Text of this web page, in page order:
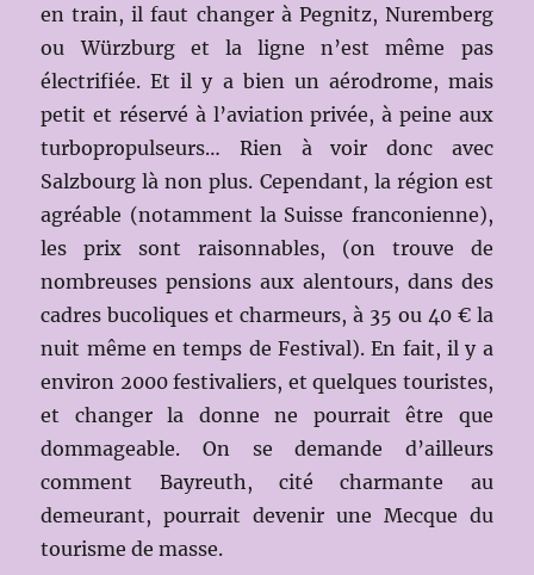
en train, il faut changer à Pegnitz, Nuremberg
ou Würzburg et la ligne n’est même pas
électrifiée. Et il y a bien un aérodrome, mais
petit et réservé à l’aviation privée, à peine aux
turbopropulseurs… Rien à voir donc avec
Salzbourg là non plus. Cependant, la région est
agréable (notamment la Suisse franconienne),
les prix sont raisonnables, (on trouve de
nombreuses pensions aux alentours, dans des
cadres bucoliques et charmeurs, à 35 ou 40 € la
nuit même en temps de Festival). En fait, il y a
environ 2000 festivaliers, et quelques touristes,
et changer la donne ne pourrait être que
dommageable. On se demande d’ailleurs
comment Bayreuth, cité charmante au
demeurant, pourrait devenir une Mecque du
tourisme de masse.